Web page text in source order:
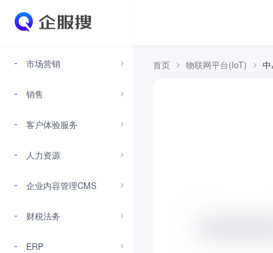
市场营销
销售
客户体验服务
人力资源
企业内容管理CMS
财税法务
ERP
首页 物联网平台(IoT)